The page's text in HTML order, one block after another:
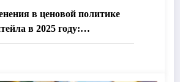
в ценовой политике
в 2025 году:
и рыночные